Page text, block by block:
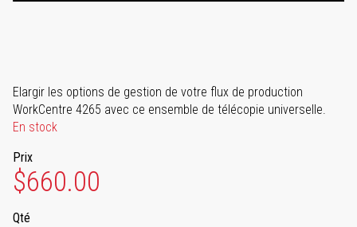
Elargir les options de gestion de votre flux de production
WorkCentre 4265 avec ce ensemble de télécopie universelle.
En stock
Prix
$660.00
Qté